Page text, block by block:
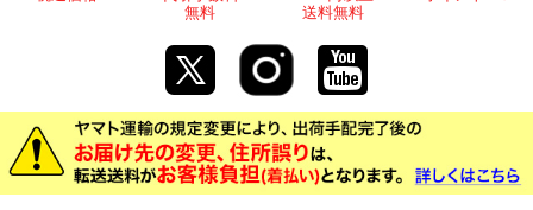
無料
送料無料